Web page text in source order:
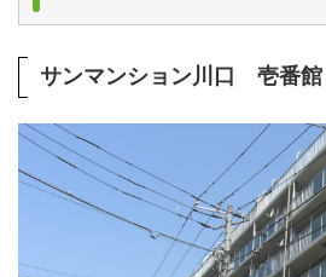
サンマンション川口 壱番